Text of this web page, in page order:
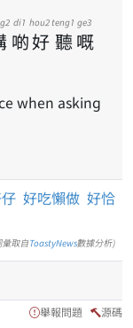
啲
di1
好
hou2
聽
teng1
嘅
ge3
when asking
好吃懶做 好恰
取自ToastyNews數據分析)
舉報問題 源碼